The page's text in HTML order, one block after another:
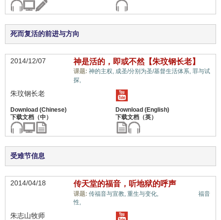
死而复活的前进与方向
2014/12/07 神是活的，即或不然【朱玟钢长老】
课题: 神的主权, 成圣/分别为圣/基督生活体系, 罪与试
探,
朱玟钢长老
受难节信息
2014/04/18 传天堂的福音，听地狱的呼声
课题: 传福音与宣教, 重生与变化,
福音
性,
朱志山牧师